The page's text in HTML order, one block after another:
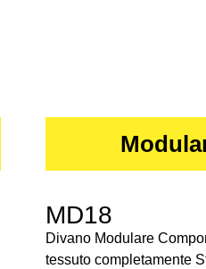
MD18
Divano Modulare
tessuto completamente